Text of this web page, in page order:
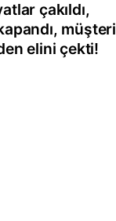
çakıldı,
müşteri
elini çekti!